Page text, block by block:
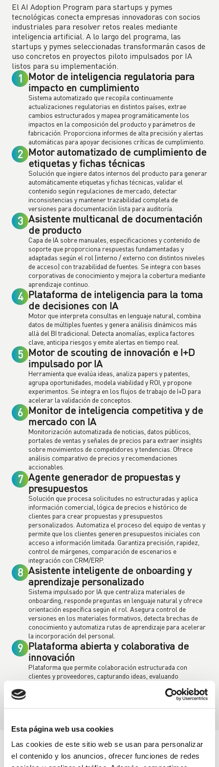
Esta página web usa cookies
Las cookies de este sitio web se usan para personalizar
el contenido y los anuncios, ofrecer funciones de redes
El AI Adoption Program para startups y pymes
tecnológicas conecta empresas innovadoras con socios
industriales para resolver retos reales mediante
inteligencia artificial. A lo largo del programa, las
startups y pymes seleccionadas transformarán casos de
uso concretos en proyectos piloto impulsados por IA
listos para su implementación.
1 Motor de inteligencia regulatoria para
impacto en cumplimiento
Sistema automatizado que recopila continuamente
actualizaciones regulatorias en distintos países, extrae
cambios estructurados y mapea programáticamente los
impactos en la composición del producto y parámetros de
fabricación. Proporciona informes de alta precisión y alertas
automáticas para apoyar decisiones críticas de cumplimiento.
2 Motor automatizado de cumplimiento de
etiquetas y fichas técnicas
Solución que ingiere datos internos del producto para generar
automáticamente etiquetas y fichas técnicas, validar el
contenido según regulaciones de mercado, detectar
inconsistencias y mantener trazabilidad completa de
versiones para documentación lista para auditoría.
3 Asistente multicanal de documentación
de producto
Capa de IA sobre manuales, especificaciones y contenido de
soporte que proporciona respuestas fundamentadas y
adaptadas según el rol (interno / externo con distintos niveles
de acceso) con trazabilidad de fuentes. Se integra con bases
corporativas de conocimiento y mejora la cobertura mediante
aprendizaje continuo.
4 Plataforma de inteligencia para la toma
de decisiones con IA
Motor que interpreta consultas en lenguaje natural, combina
datos de múltiples fuentes y genera análisis dinámicos más
allá del BI tradicional. Detecta anomalías, explica factores
clave, anticipa riesgos y emite alertas en tiempo real.
5 Motor de scouting de innovación e I+D
impulsado por IA
Herramienta que evalúa ideas, analiza papers y patentes,
agrupa oportunidades, modela viabilidad y ROI, y propone
experimentos. Se integra en los flujos de trabajo de I+D para
acelerar la validación de conceptos.
6 Monitor de inteligencia competitiva y de
mercado con IA
Monitorización automatizada de noticias, datos públicos,
portales de ventas y señales de precios para extraer insights
sobre movimientos de competidores y tendencias. Ofrece
análisis comparativo de precios y recomendaciones
accionables.
7 Agente generador de propuestas y
presupuestos
Solución que procesa solicitudes no estructuradas y aplica
información comercial, lógica de precios e histórico de
clientes para crear propuestas y presupuestos
personalizados. Automatiza el proceso del equipo de ventas y
permite que los clientes generen presupuestos iniciales con
acceso a información limitada. Garantiza precisión, rapidez,
control de márgenes, comparación de escenarios e
integración con CRM/ERP.
8 Asistente inteligente de onboarding y
aprendizaje personalizado
Sistema impulsado por IA que centraliza materiales de
onboarding, responde preguntas en lenguaje natural y ofrece
orientación específica según el rol. Asegura control de
versiones en los materiales formativos, detecta brechas de
conocimiento y automatiza rutas de aprendizaje para acelerar
la incorporación del personal.
9 Plataforma abierta y colaborativa de
innovación
Plataforma que permite colaboración estructurada con
clientes y proveedores, capturando ideas, evaluando
y modelado de ROI). Soporta flujos de cocreación, trazabilidad
de versiones e integración con sistemas corporativos de
innovación e I+D.
¿Por qué unirse?